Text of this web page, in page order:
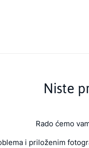
Niste
Rado ćemo
i priloženim